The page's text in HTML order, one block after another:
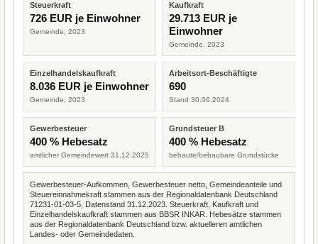
Steuerkraft
726 EUR je Einwohner
Gemeinde, 2023
Kaufkraft
29.713 EUR je
Einwohner
Gemeinde, 2023
Einzelhandelskaufkraft
8.036 EUR je Einwohner
Gemeinde, 2023
Arbeitsort-Beschäftigte
690
Stand 30.06.2024
Gewerbesteuer
400 % Hebesatz
amtlicher Gemeindewert 31.12.2025
Grundsteuer B
400 % Hebesatz
bebaute/bebaubare Grundstücke
Gewerbesteuer-Aufkommen, Gewerbesteuer netto, Gemeindeanteile und
Steuereinnahmekraft stammen aus der Regionaldatenbank Deutschland
71231-01-03-5, Datenstand 31.12.2023. Steuerkraft, Kaufkraft und
Einzelhandelskaufkraft stammen aus BBSR INKAR. Hebesätze stammen
aus der Regionaldatenbank Deutschland bzw. aktuelleren amtlichen
Landes- oder Gemeindedaten.